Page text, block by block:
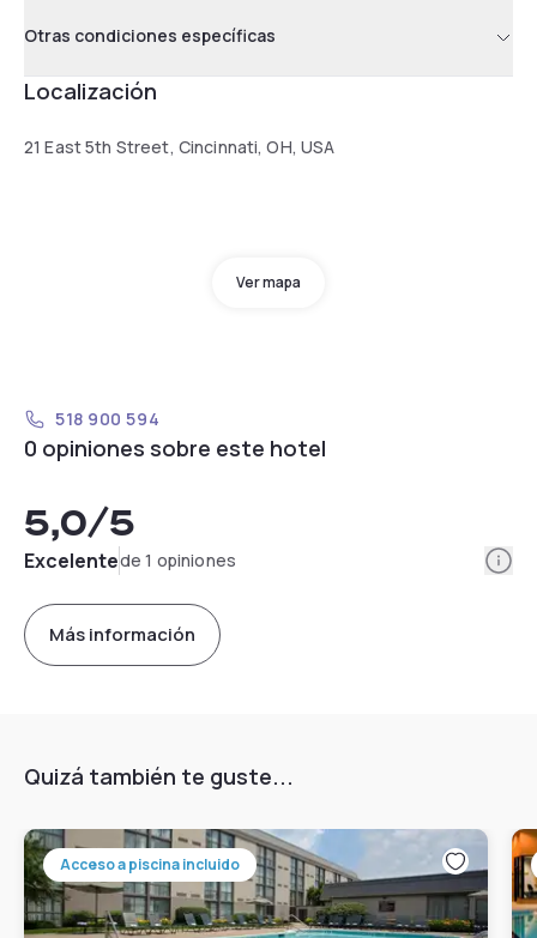
Otras condiciones específicas
Localización
21 East 5th Street, Cincinnati, OH, USA
Ver mapa
518 900 594
0 opiniones sobre este hotel
5,0/5
Excelentede 1 opiniones
Más información
Quizá también te guste...
Acceso a piscina incluido